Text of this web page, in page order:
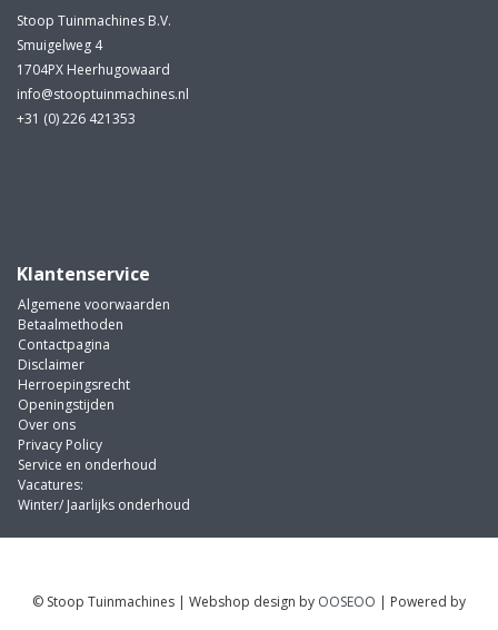
Stoop Tuinmachines B.V.
Smuigelweg 4
1704PX Heerhugowaard
info@stooptuinmachines.nl
+31 (0) 226 421353
Klantenservice
Algemene voorwaarden
Betaalmethoden
Contactpagina
Disclaimer
Herroepingsrecht
Openingstijden
Over ons
Privacy Policy
Service en onderhoud
Vacatures:
Winter/ Jaarlijks onderhoud
© Stoop Tuinmachines | Webshop design by OOSEOO | Powered by